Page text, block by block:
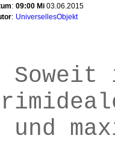
: 09:00 Mi 03.06.2015
: UniversellesObjekt
Soweit
und